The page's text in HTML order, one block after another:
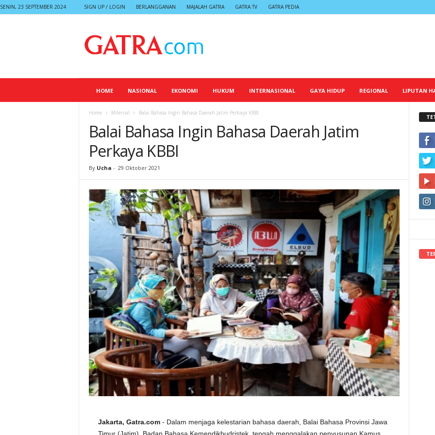
SENIN, 23 SEPTEMBER 2024 SIGN UP / LOGIN BERLANGGANAN MAJALAH GATRA GATRA TV GATRA PEDIA
HOME NASIONAL EKONOMI HUKUM INTERNASIONAL GAYA HIDUP REGIONAL LIPUTAN
Home Milenial Balai Bahasa Ingin Bahasa Daerah Jatim Perkaya KBBI
Balai Bahasa Ingin Bahasa Daerah Jatim
Perkaya KBBI
By Ucha - 29 Oktober 2021
Jakarta, Gatra.com - Dalam menjaga kelestarian bahasa daerah, Balai Bahasa Provinsi Jawa